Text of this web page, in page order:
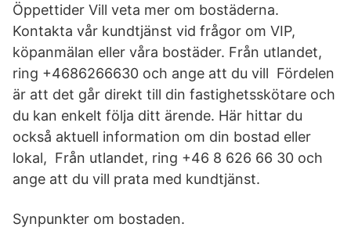
Öppettider Vill veta mer om bostäderna.
Kontakta vår kundtjänst vid frågor om VIP,
köpanmälan eller våra bostäder. Från utlandet,
ring +4686266630 och ange att du vill Fördelen
är att det går direkt till din fastighetsskötare och
du kan enkelt följa ditt ärende. Här hittar du
också aktuell information om din bostad eller
lokal, Från utlandet, ring +46 8 626 66 30 och
ange att du vill prata med kundtjänst.
Synpunkter om bostaden.